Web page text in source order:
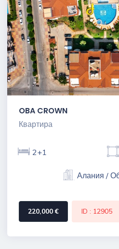
OBA CROWN
Квартира
2+1
Алания /
220,000 € ID : 12905